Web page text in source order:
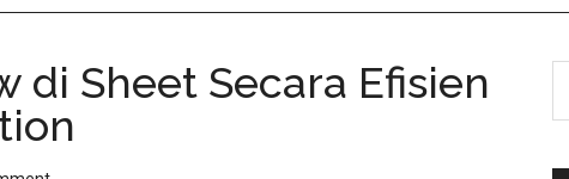
di Sheet Secara Efisien